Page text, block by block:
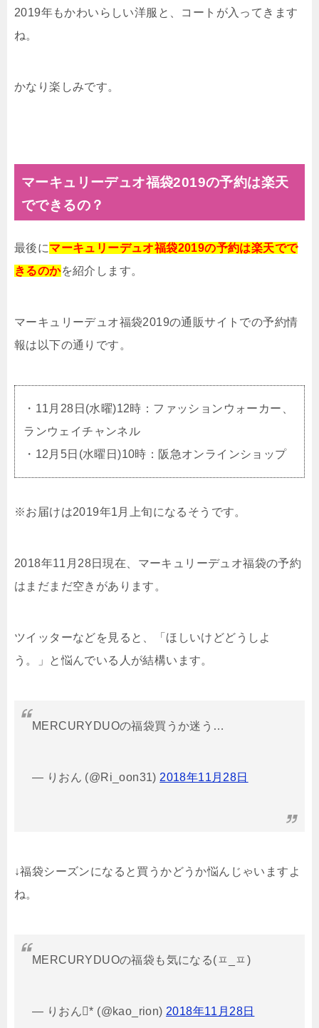
2019年もかわいらしい洋服と、コートが入ってきます
ね。
かなり楽しみです。
マーキュリーデュオ福袋2019の予約は楽天
でできるの？
最後にマーキュリーデュオ福袋2019の予約は楽天でで
きるのかを紹介します。
マーキュリーデュオ福袋2019の通販サイトでの予約情
報は以下の通りです。
・11月28日(水曜)12時：ファッションウォーカー、
ランウェイチャンネル
・12月5日(水曜日)10時：阪急オンラインショップ
※お届けは2019年1月上旬になるそうです。
2018年11月28日現在、マーキュリーデュオ福袋の予約
はまだまだ空きがあります。
ツイッターなどを見ると、「ほしいけどどうしよ
う。」と悩んでいる人が結構います。
MERCURYDUOの福袋買うか迷う…
— りおん (@Ri_oon31) 2018年11月28日
↓福袋シーズンになると買うかどうか悩んじゃいますよ
ね。
MERCURYDUOの福袋も気になる(ㅍ_ㅍ)
— りおん* (@kao_rion) 2018年11月28日